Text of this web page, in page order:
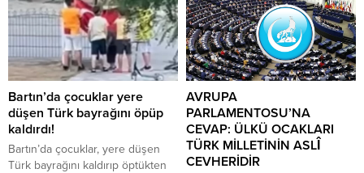
Bartın’da çocuklar yere
düşen Türk bayrağını öpüp
kaldırdı!
Bartın’da çocuklar, yere düşen
Türk bayrağını kaldırıp öptükten
AVRUPA
PARLAMENTOSU’NA
CEVAP: ÜLKÜ OCAKLARI
TÜRK MİLLETİNİN ASLÎ
CEVHERİDİR